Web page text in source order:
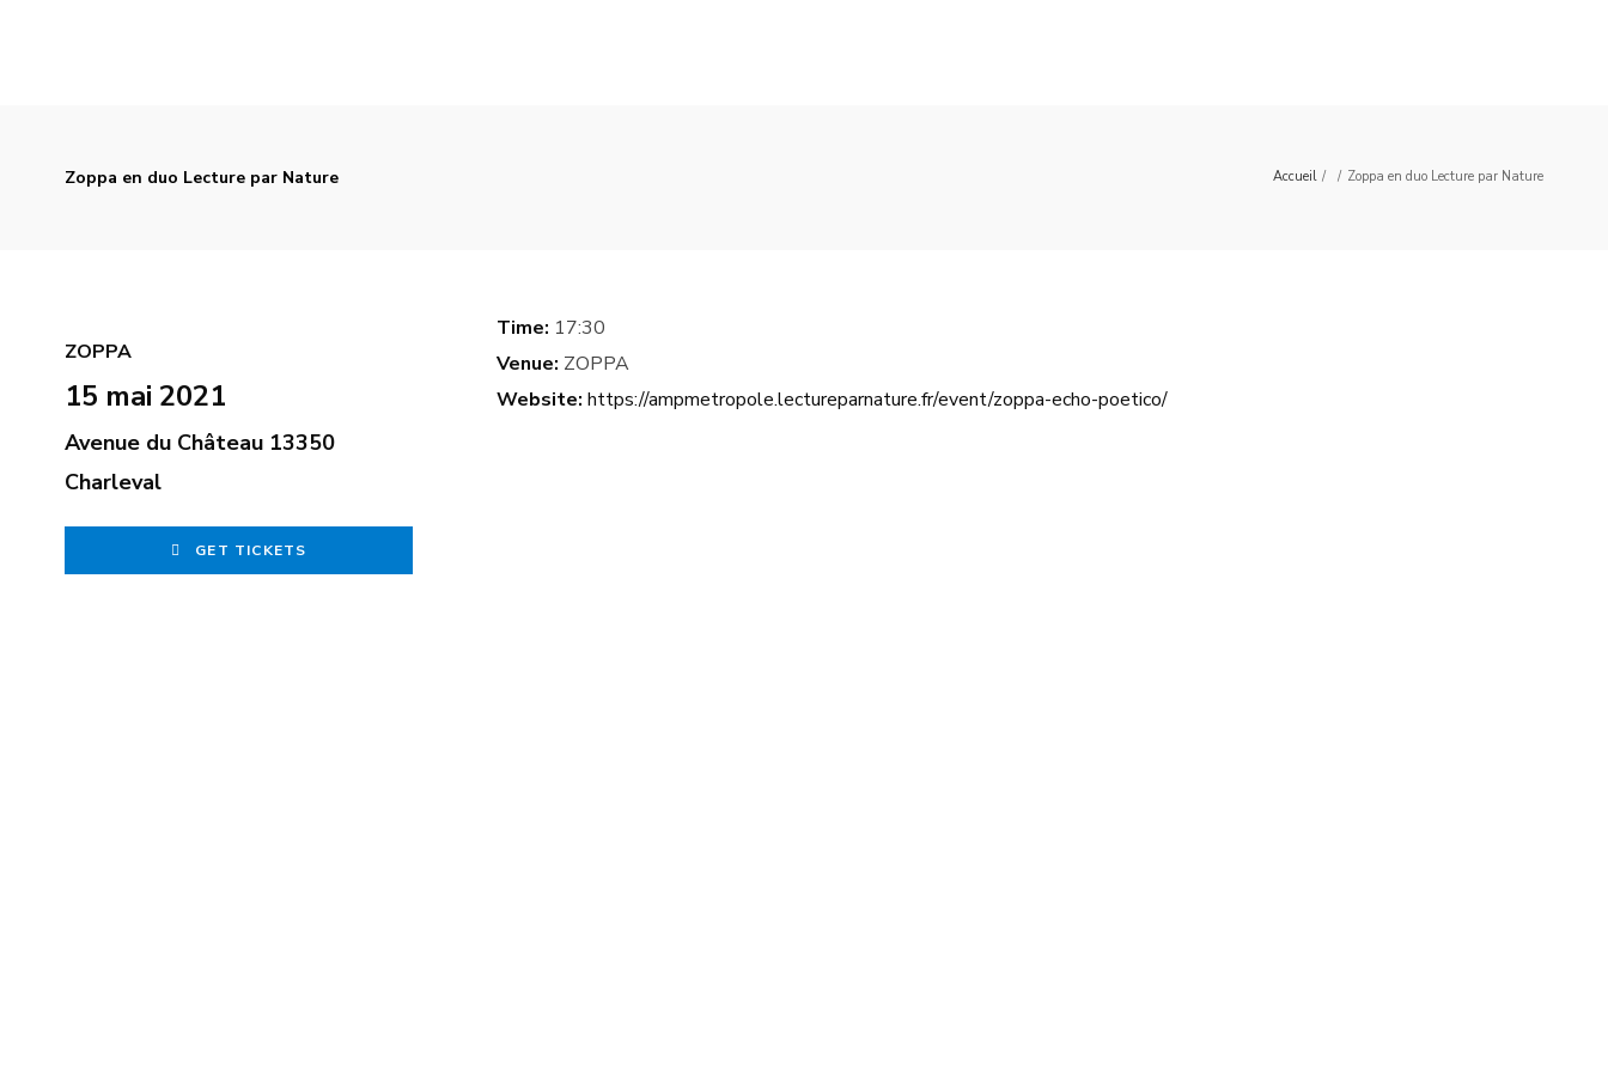
Zoppa en duo Lecture par Nature Accueil / / Zoppa en duo Lecture par Nature
ZOPPA
15 mai 2021
Avenue du Château 13350
Charleval
GET TICKETS
Time: 17:30
Venue: ZOPPA
Website: https://ampmetropole.lectureparnature.fr/event/zoppa-echo-poetico/